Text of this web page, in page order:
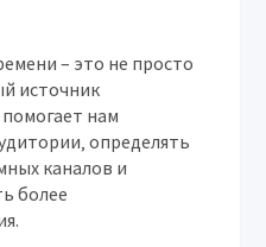
– это не просто
источник
нам
определять
каналов и
более